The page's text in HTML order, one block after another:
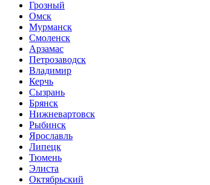
Грозный
Омск
Мурманск
Смоленск
Арзамас
Петрозаводск
Владимир
Керчь
Сызрань
Брянск
Нижневартовск
Рыбинск
Ярославль
Липецк
Тюмень
Элиста
Октябрьский